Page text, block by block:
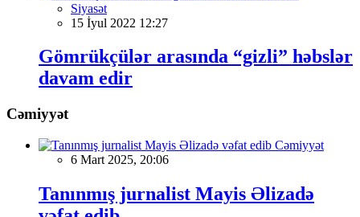
Siyasət
15 İyul 2022 12:27
Gömrükçülər arasında “gizli” həbslər
davam edir
Cəmiyyət
Cəmiyyət
6 Mart 2025, 20:06
Tanınmış jurnalist Mayis Əlizadə